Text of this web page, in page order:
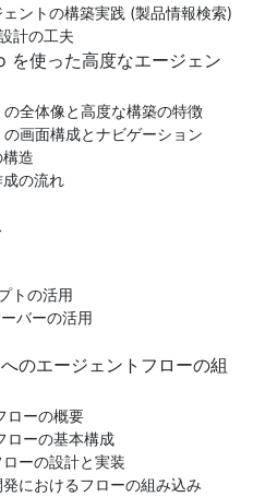
ントの構築実践 (製品情報検索)
計の工夫
使った高度なエージェン
全体像と高度な構築の特徴
画面構成とナビゲーション
造
の流れ
トの活用
バーの活用
のエージェントフローの組
ローの概要
ローの基本構成
ーの設計と実装
におけるフローの組み込み